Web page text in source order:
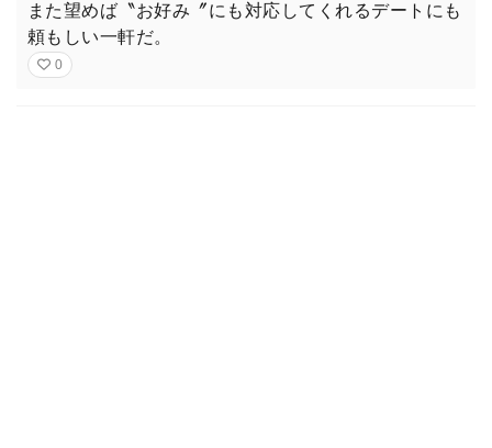
また望めば〝お好み〞にも対応してくれるデートにも
頼もしい一軒だ。
0